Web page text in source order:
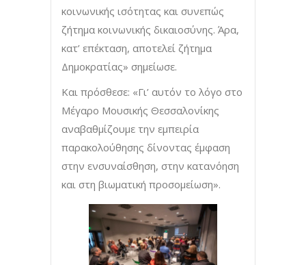
κοινωνικής ισότητας και συνεπώς
ζήτημα κοινωνικής δικαιοσύνης. Άρα,
κατ’ επέκταση, αποτελεί ζήτημα
Δημοκρατίας» σημείωσε.
Και πρόσθεσε: «Γι’ αυτόν το λόγο στο
Μέγαρο Μουσικής Θεσσαλονίκης
αναβαθμίζουμε την εμπειρία
παρακολούθησης δίνοντας έμφαση
στην ενσυναίσθηση, στην κατανόηση
και στη βιωματική προσομείωση».